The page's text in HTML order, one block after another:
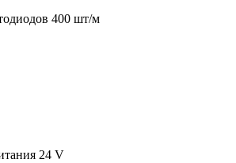
400 шт/м
24 V